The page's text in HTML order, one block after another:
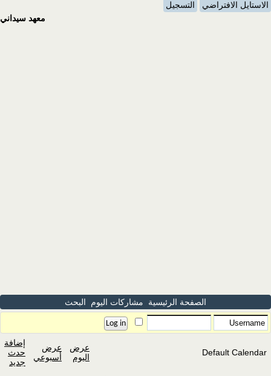
الاستايل الافتراضي
التسجيل
معهد سيداني
الصفحة الرئيسية مشاركات اليوم البحث
Default Calendar
عرض
اليوم
عرض
أسبوعي
إضافة
حدث
جديد